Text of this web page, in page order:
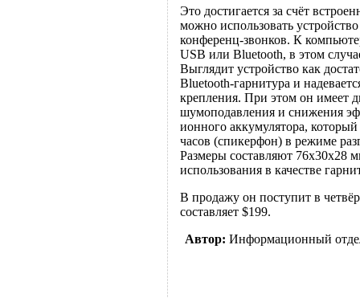
Это достигается за счёт
можно использовать
конференц-звонков. К
USB или Bluetooth, в этом
Выглядит устройство как
Bluetooth-гарнитура и
крепления. При этом он имеет
шумоподавления и снижения
ионного аккумулятора,
часов (спикерфон) в режиме
Размеры составляют 76х30х28
использования в качестве
В продажу он поступит в
составляет $199.
Автор: Информационный